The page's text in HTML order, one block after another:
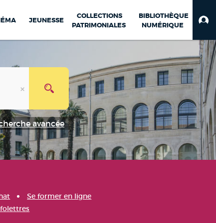
JEUNESSE
COLLECTIONS
PATRIMONIALES
BIBLIOTHÈQUE
NUMÉRIQUE
avancée
Se former en ligne